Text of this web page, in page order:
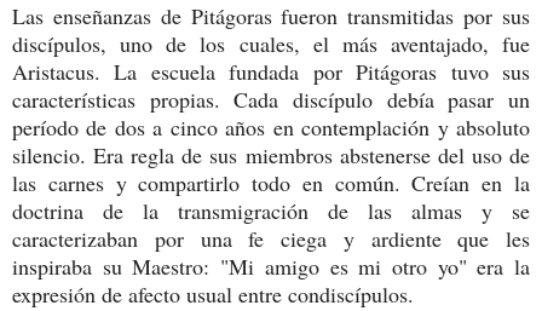
Las enseñanzas de Pitágoras fueron transmitidas por sus
discípulos, uno de los cuales, el más aventajado, fue
Aristacus. La escuela fundada por Pitágoras tuvo sus
características propias. Cada discípulo debía pasar un
período de dos a cinco años en contemplación y absoluto
silencio. Era regla de sus miembros abstenerse del uso de
las carnes y compartirlo todo en común. Creían en la
doctrina de la transmigración de las almas y se
caracterizaban por una fe ciega y ardiente que les
inspiraba su Maestro: "Mi amigo es mi otro yo" era la
expresión de afecto usual entre condiscípulos.